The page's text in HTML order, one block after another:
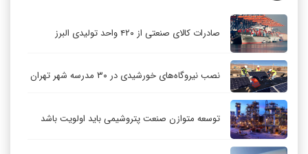
صادرات کالای صنعتی از ۴۲۰ واحد تولیدی البرز
نصب نیروگاه‌های خورشیدی در ۳۰ مدرسه شهر تهران
توسعه متوازن صنعت پتروشیمی باید اولویت باشد